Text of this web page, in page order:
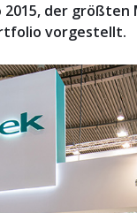
der
vorgestellt.